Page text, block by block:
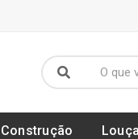
Construção